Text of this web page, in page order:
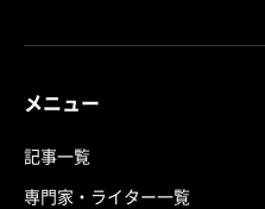
メニュー
記事一覧
専門家・ライター一覧